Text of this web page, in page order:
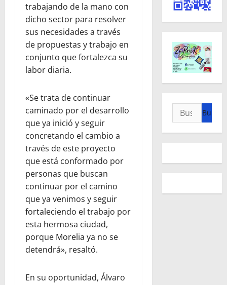
trabajando de la mano con
dicho sector para resolver
sus necesidades a través
de propuestas y trabajo en
conjunto que fortalezca su
labor diaria.
«Se trata de continuar
caminado por el desarrollo
que ya inició y seguir
concretando el cambio a
través de este proyecto
que está conformado por
personas que buscan
continuar por el camino
que ya venimos y seguir
fortaleciendo el trabajo por
esta hermosa ciudad,
porque Morelia ya no se
detendrá», resaltó.
En su oportunidad, Álvaro
Buscar: